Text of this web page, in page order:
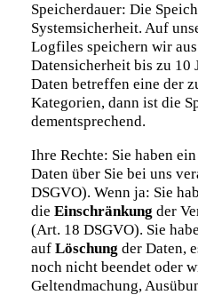
Speicherdauer: Die
Systemsicherheit. Auf
Logfiles speichern wir
Datensicherheit bis zu 10
Daten betreffen eine der
Kategorien, dann ist die
dementsprechend.
Ihre Rechte: Sie haben
Daten über Sie bei uns
DSGVO). Wenn ja: Sie
die Einschränkung der
(Art. 18 DSGVO). Sie
auf Löschung der Daten,
noch nicht beendet oder
Geltendmachung,